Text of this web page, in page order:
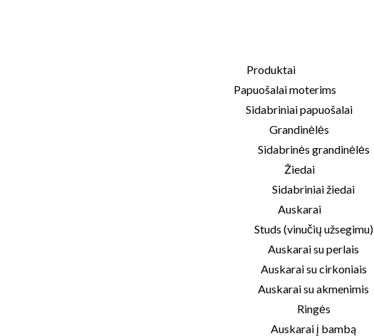
Produktai
Papuošalai moterims
Sidabriniai papuošalai
Grandinėlės
Sidabrinės grandinėlės
Žiedai
Sidabriniai žiedai
Auskarai
Studs (vinučių užsegimu)
Auskarai su perlais
Auskarai su cirkoniais
Auskarai su akmenimis
Ringės
Auskarai į bambą